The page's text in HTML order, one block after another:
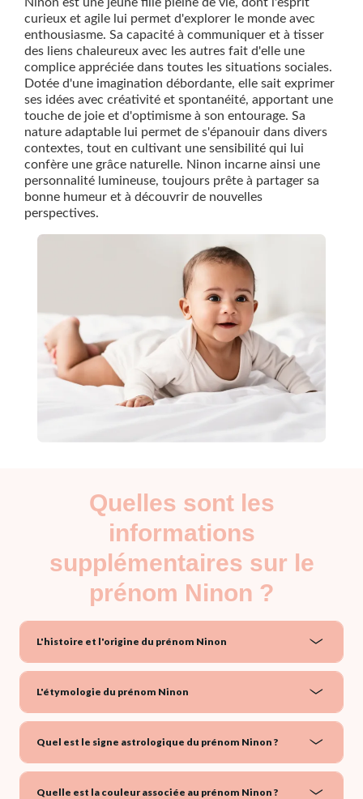
Ninon est une jeune fille pleine de vie, dont l'esprit
curieux et agile lui permet d'explorer le monde avec
enthousiasme. Sa capacité à communiquer et à tisser
des liens chaleureux avec les autres fait d'elle une
complice appréciée dans toutes les situations sociales.
Dotée d'une imagination débordante, elle sait exprimer
ses idées avec créativité et spontanéité, apportant une
touche de joie et d'optimisme à son entourage. Sa
nature adaptable lui permet de s'épanouir dans divers
contextes, tout en cultivant une sensibilité qui lui
confère une grâce naturelle. Ninon incarne ainsi une
personnalité lumineuse, toujours prête à partager sa
bonne humeur et à découvrir de nouvelles
perspectives.
Quelles sont les
informations
supplémentaires sur le
prénom Ninon ?
L'histoire et l'origine du prénom Ninon
L'étymologie du prénom Ninon
Quel est le signe astrologique du prénom Ninon ?
Quelle est la couleur associée au prénom Ninon ?